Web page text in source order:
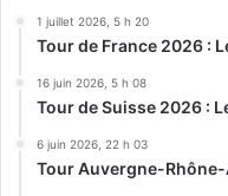
1 juillet 2026, 5 h 20
Tour de France 2026 :
16 juin 2026, 5 h 08
Tour de Suisse 2026 :
6 juin 2026, 22 h 03
Tour Auvergne-